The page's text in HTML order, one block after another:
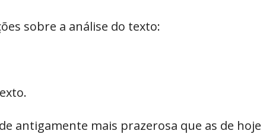
sobre a análise do texto:
antigamente mais prazerosa que as de